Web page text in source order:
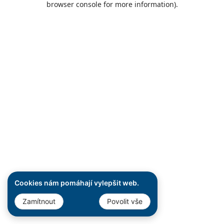
Cookies nám pomáhají vylepšit web.
Zamítnout Povolit vše
browser console for more information).